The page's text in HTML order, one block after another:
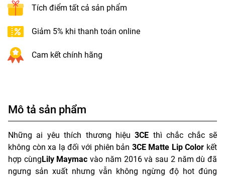
Tích điểm tất cả sản phẩm
Giảm 5% khi thanh toán online
Cam kết chính hãng
Mô tả sản phẩm
Những ai yêu thích thương hiệu3CE thì chắc chắc sẽ
không còn xa lạ đối với phiên bản 3CE Matte Lip Color kết
hợp cùng Lily Maymacvào năm 2016 và sau 2 năm dù đã
ngưng sản xuất nhưng vẫn không ngừng độ hot đúng